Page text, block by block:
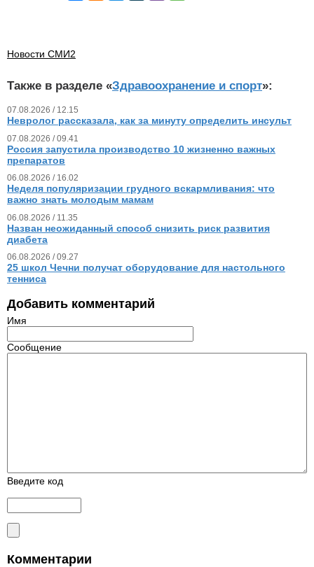
Новости СМИ2
Также в разделе «Здравоохранение и спорт»:
07.08.2026 / 12.15
Невролог рассказала, как за минуту определить инсульт
07.08.2026 / 09.41
Россия запустила производство 10 жизненно важных
препаратов
06.08.2026 / 16.02
Неделя популяризации грудного вскармливания: что
важно знать молодым мамам
06.08.2026 / 11.35
Назван неожиданный способ снизить риск развития
диабета
06.08.2026 / 09.27
25 школ Чечни получат оборудование для настольного
тенниса
Добавить комментарий
Имя
Сообщение
Введите код
Комментарии